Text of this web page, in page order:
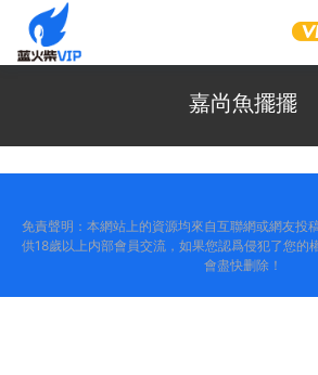
嘉尚魚擺擺
免責聲明：本網站上的資源均來自互聯網或網友投
供18歲以上内部會員交流，如果您認爲侵犯了您的
會盡快删除！